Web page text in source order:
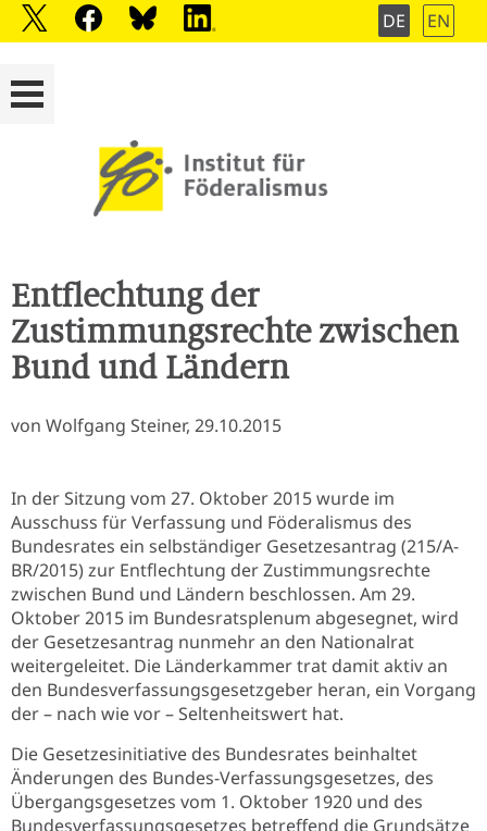
DE EN
Entflechtung der
Zustimmungsrechte zwischen
Bund und Ländern
von Wolfgang Steiner, 29.10.2015
In der Sitzung vom 27. Oktober 2015 wurde im
Ausschuss für Verfassung und Föderalismus des
Bundesrates ein selbständiger Gesetzesantrag (215/A-
BR/2015) zur Entflechtung der Zustimmungsrechte
zwischen Bund und Ländern beschlossen. Am 29.
Oktober 2015 im Bundesratsplenum abgesegnet, wird
der Gesetzesantrag nunmehr an den Nationalrat
weitergeleitet. Die Länderkammer trat damit aktiv an
den Bundesverfassungsgesetzgeber heran, ein Vorgang
der – nach wie vor – Seltenheitswert hat.
Die Gesetzesinitiative des Bundesrates beinhaltet
Änderungen des Bundes-Verfassungsgesetzes, des
Übergangsgesetzes vom 1. Oktober 1920 und des
Bundesverfassungsgesetzes betreffend die Grundsätze